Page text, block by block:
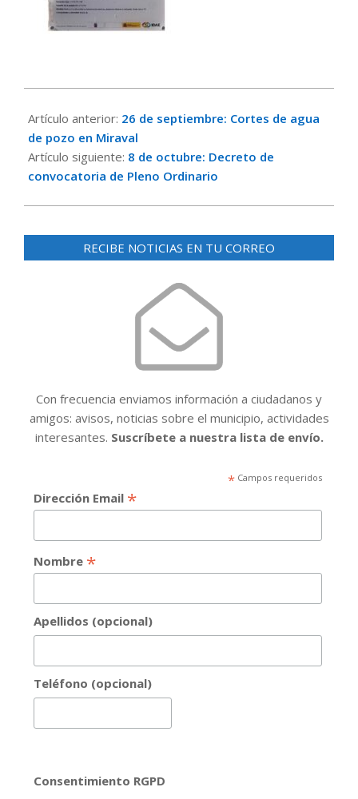
09-
29
Artículo anterior: 26 de septiembre: Cortes de agua
de pozo en Miraval
Artículo siguiente: 8 de octubre: Decreto de
convocatoria de Pleno Ordinario
RECIBE NOTICIAS EN TU CORREO
Con frecuencia enviamos información a ciudadanos y
amigos: avisos, noticias sobre el municipio, actividades
interesantes. Suscríbete a nuestra lista de envío.
*Campos requeridos
Dirección Email *
Nombre *
Apellidos (opcional)
Teléfono (opcional)
Consentimiento RGPD